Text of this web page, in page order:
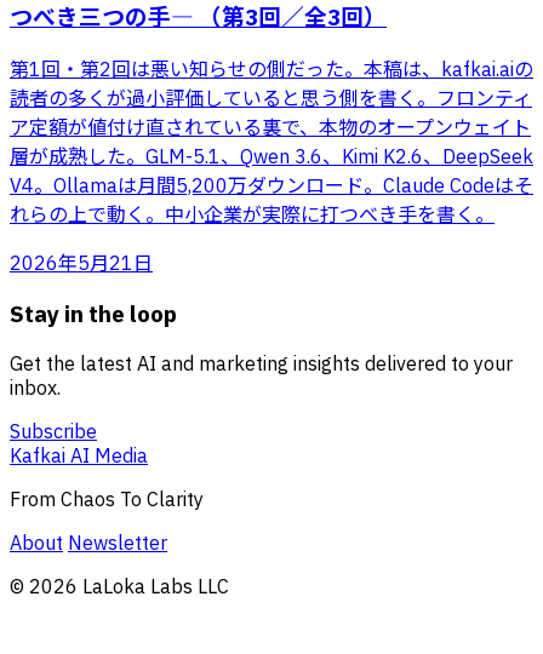
つべき三つの手― （第3回／全3回）
第1回・第2回は悪い知らせの側だった。本稿は、kafkai.aiの
読者の多くが過小評価していると思う側を書く。フロンティ
ア定額が値付け直されている裏で、本物のオープンウェイト
層が成熟した。GLM-5.1、Qwen 3.6、Kimi K2.6、DeepSeek
V4。Ollamaは月間5,200万ダウンロード。Claude Codeはそ
れらの上で動く。中小企業が実際に打つべき手を書く。
2026年5月21日
Stay in the loop
Get the latest AI and marketing insights delivered to your
inbox.
Subscribe
Kafkai AI Media
From Chaos To Clarity
About Newsletter
© 2026 LaLoka Labs LLC